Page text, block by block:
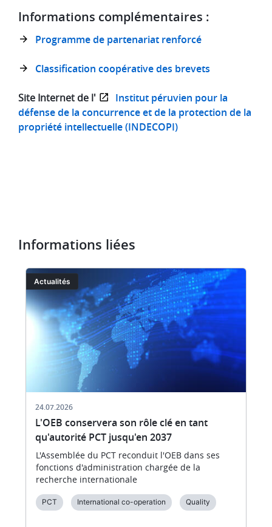
Informations complémentaires :
Programme de partenariat renforcé
Classification coopérative des brevets
Site Internet de l'
Institut péruvien pour la
défense de la concurrence et de la protection de la
propriété intellectuelle (INDECOPI)
Informations liées
Image
Actualités
24.07.2026
L'OEB conservera son rôle clé en tant
qu'autorité PCT jusqu'en 2037
L'Assemblée du PCT reconduit l'OEB dans ses
fonctions d'administration chargée de la
recherche internationale
PCT International co-operation Quality